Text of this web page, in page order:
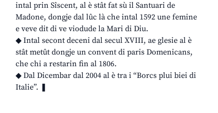
intal prin Sîscent, al è stât fat sù il Santuari de
Madone, dongje dal lûc là che intal 1592 une femine
e veve dit di ve viodude la Mari di Diu.
◆ Intal secont deceni dal secul XVIII, ae glesie al è
stât metût dongje un convent di paris Domenicans,
che chi a restarin fin al 1806.
◆ Dal Dicembar dal 2004 al è tra i “Borcs plui biei di
Italie”. ❚